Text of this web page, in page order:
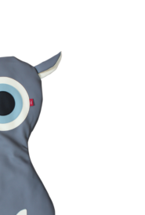
Deze
optie
kan
gekozen
worden
de
productpagina